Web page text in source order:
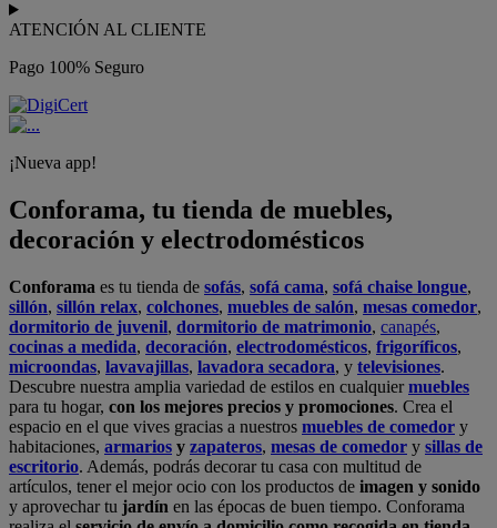
ATENCIÓN AL CLIENTE
Pago 100% Seguro
¡Nueva app!
Conforama, tu tienda de muebles,
decoración y electrodomésticos
Conforama es tu tienda de sofás, sofá cama, sofá chaise longue,
sillón, sillón relax, colchones, muebles de salón, mesas comedor,
dormitorio de juvenil, dormitorio de matrimonio, canapés,
cocinas a medida, decoración, electrodomésticos, frigoríficos,
microondas, lavavajillas, lavadora secadora, y televisiones.
Descubre nuestra amplia variedad de estilos en cualquiermuebles
para tu hogar, con los mejores precios y promociones. Crea el
espacio en el que vives gracias a nuestros muebles de comedor y
habitaciones, armarios y zapateros, mesas de comedor y sillas de
escritorio. Además, podrás decorar tu casa con multitud de
artículos, tener el mejor ocio con los productos de imagen y sonido
y aprovechar tu jardín en las épocas de buen tiempo. Conforama